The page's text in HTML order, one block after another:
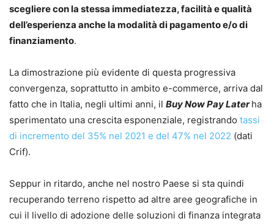
scegliere con la stessa immediatezza, facilità e qualità
dell’esperienza anche la modalità di pagamento e/o di
finanziamento.
La dimostrazione più evidente di questa progressiva
convergenza, soprattutto in ambito e-commerce, arriva dal
fatto che in Italia, negli ultimi anni, il Buy Now Pay Later ha
sperimentato una crescita esponenziale, registrando tassi
di incremento del 35% nel 2021 e del 47% nel 2022 (dati
Crif).
Seppur in ritardo, anche nel nostro Paese si sta quindi
recuperando terreno rispetto ad altre aree geografiche in
cui il livello di adozione delle soluzioni di finanza integrata